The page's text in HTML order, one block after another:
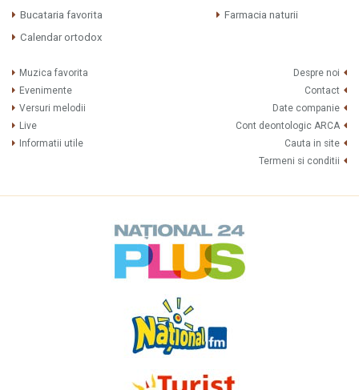
Bucataria favorita
Farmacia naturii
Calendar ortodox
Muzica favorita
Evenimente
Versuri melodii
Live
Informatii utile
Despre noi
Contact
Date companie
Cont deontologic ARCA
Cauta in site
Termeni si conditii